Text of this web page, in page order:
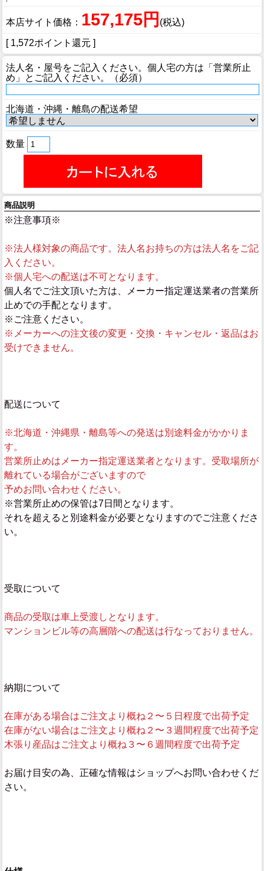
本店サイト価格： 157,175円 (税込)
[ 1,572ポイント還元 ]
法人名・屋号をご記入ください。個人宅の方は「営業所止
め」とご記入ください。（必須）
北海道・沖縄・離島の配送希望
数量
商品説明
※注意事項※
※法人様対象の商品です。法人名お持ちの方は法人名をご記
入ください。
※個人宅への配送は不可となります。
個人名でご注文頂いた方は、メーカー指定運送業者の営業所
止めでの手配となります。
※ご注意ください。
※メーカーへの注文後の変更・交換・キャンセル・返品はお
受けできません。
配送について
※北海道・沖縄県・離島等への発送は別途料金がかかりま
す。
営業所止めはメーカー指定運送業者となります。受取場所が
離れている場合がございますので
予めお問い合わせください。
※営業所止めの保管は7日間となります。
それを超えると別途料金が必要となりますのでご注意くださ
い。
受取について
商品の受取は車上受渡しとなります。
マンションビル等の高層階への配送は行なっておりません。
納期について
在庫がある場合はご注文より概ね２〜５日程度で出荷予定
在庫がない場合はご注文より概ね２〜３週間程度で出荷予定
木張り産品はご注文より概ね３〜６週間程度で出荷予定
お届け目安の為、正確な情報はショップへお問い合わせくだ
さい。